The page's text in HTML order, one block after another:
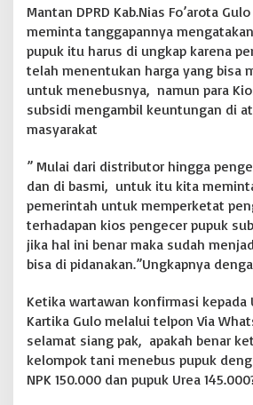
n
a
n
T
e
n
g
H
a
g
a
H
t
Mantan DPRD Kab.Nias Fo’arota
meminta tanggapannya
pupuk itu harus di ungkap karena
telah menentukan harga yang bisa
untuk menebusnya, namun para
subsidi mengambil keuntungan di
masyarakat
” Mulai dari distributor hingga
dan di basmi, untuk itu kita
pemerintah untuk memperketat
terhadapan kios pengecer pupuk
jika hal ini benar maka sudah
bisa di pidanakan.”Ungkapnya
Ketika wartawan konfirmasi kepada
Kartika Gulo melalui telpon Via
selamat siang pak, apakah benar
kelompok tani menebus pupuk
NPK 150.000 dan pupuk Urea